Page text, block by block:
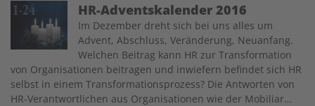
HR-Adventskalender 2016
Image
Im Dezember dreht sich bei uns alles um
Advent, Abschluss, Veränderung, Neuanfang.
Welchen Beitrag kann HR zur Transformation
von Organisationen beitragen und inwiefern befindet sich HR
selbst in einem Transformationsprozess? Die Antworten von
HR-Verantwortlichen aus Organisationen wie der Mobiliar…